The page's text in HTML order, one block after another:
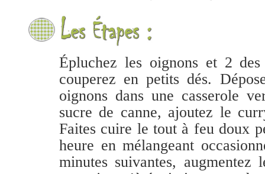
Épluchez les oignons et 2
couperez en petits dés.
oignons dans une casserole
sucre de canne, ajoutez le
Faites cuire le tout à feu doux
heure en mélangeant
minutes suivantes, augmentez